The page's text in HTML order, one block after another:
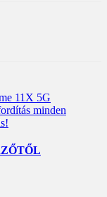
11X 5G
minden